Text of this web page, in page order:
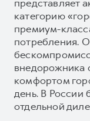
представляет
категорию
премиум-
потребления.
внедорожника
комфортом
день. В России
отдельной